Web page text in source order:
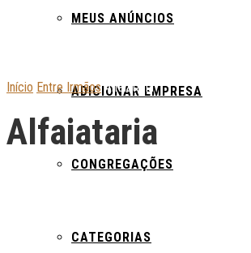
MEUS ANÚNCIOS
ADICIONAR EMPRESA
CONGREGAÇÕES
CATEGORIAS
Início Entre Irmãos Alfaiataria
Alfaiataria